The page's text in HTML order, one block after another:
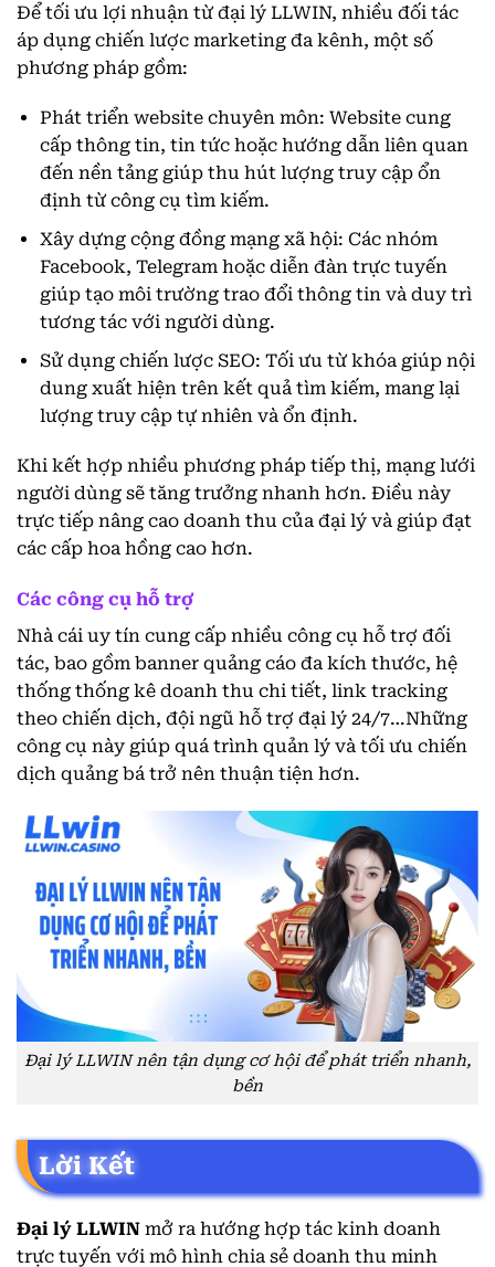
Để tối ưu lợi nhuận từ đại lý LLWIN, nhiều đối tác
áp dụng chiến lược marketing đa kênh, một số
phương pháp gồm:
Phát triển website chuyên môn: Website cung
cấp thông tin, tin tức hoặc hướng dẫn liên quan
đến nền tảng giúp thu hút lượng truy cập ổn
định từ công cụ tìm kiếm.
Xây dựng cộng đồng mạng xã hội: Các nhóm
Facebook, Telegram hoặc diễn đàn trực tuyến
giúp tạo môi trường trao đổi thông tin và duy trì
tương tác với người dùng.
Sử dụng chiến lược SEO: Tối ưu từ khóa giúp nội
dung xuất hiện trên kết quả tìm kiếm, mang lại
lượng truy cập tự nhiên và ổn định.
Khi kết hợp nhiều phương pháp tiếp thị, mạng lưới
người dùng sẽ tăng trưởng nhanh hơn. Điều này
trực tiếp nâng cao doanh thu của đại lý và giúp đạt
các cấp hoa hồng cao hơn.
Các công cụ hỗ trợ
Nhà cái uy tín cung cấp nhiều công cụ hỗ trợ đối
tác, bao gồm banner quảng cáo đa kích thước, hệ
thống thống kê doanh thu chi tiết, link tracking
theo chiến dịch, đội ngũ hỗ trợ đại lý 24/7…Những
công cụ này giúp quá trình quản lý và tối ưu chiến
dịch quảng bá trở nên thuận tiện hơn.
Đại lý LLWIN nên tận dụng cơ hội để phát triển nhanh,
bền
Lời Kết
Đại lý LLWIN mở ra hướng hợp tác kinh doanh
trực tuyến với mô hình chia sẻ doanh thu minh